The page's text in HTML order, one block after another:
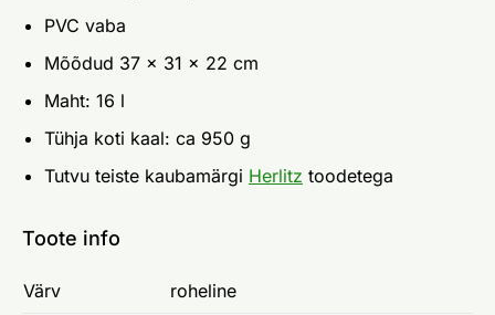
PVC vaba
Mõõdud 37 x 31 x 22 cm
Maht: 16 l
Tühja koti kaal: ca 950 g
Tutvu teiste kaubamärgi Herlitz toodetega
Toote info
Värv roheline